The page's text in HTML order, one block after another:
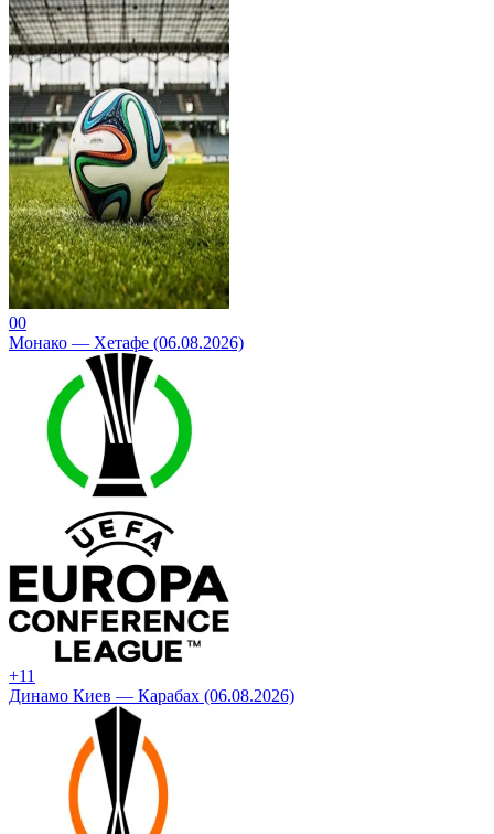
00
Монако — Хетафе (06.08.2026)
+11
Динамо Киев — Карабах (06.08.2026)